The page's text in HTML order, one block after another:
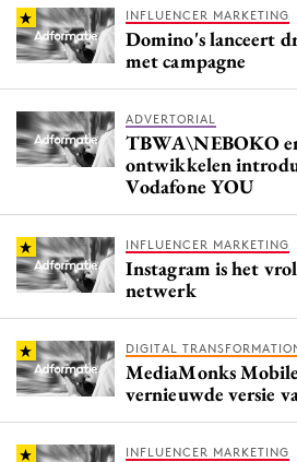
INFLUENCER MARKETING
Domino's lanceert
met campagne
ADVERTORIAL
TBWA\NEBOKO
ontwikkelen
Vodafone YOU
INFLUENCER MARKETING
Instagram is het
netwerk
DIGITAL
MediaMonks
vernieuwde versie
INFLUENCER MARKETING